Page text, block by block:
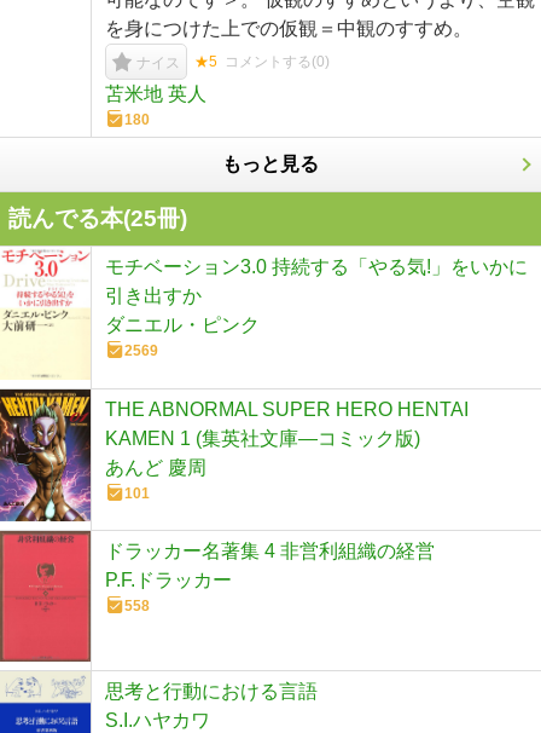
を身につけた上での仮観＝中観のすすめ。
ナイス ★5 コメントする(0)
苫米地 英人
180
もっと見る
読んでる本(25冊)
モチベーション3.0 持続する「やる気!」をいかに
引き出すか
ダニエル・ピンク
2569
THE ABNORMAL SUPER HERO HENTAI
KAMEN 1 (集英社文庫―コミック版)
あんど 慶周
101
ドラッカー名著集 4 非営利組織の経営
P.F.ドラッカー
558
思考と行動における言語
S.I.ハヤカワ